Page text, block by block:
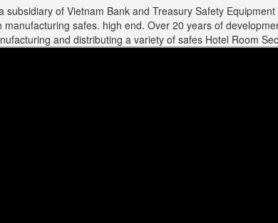
subsidiary of Vietnam Bank and Treasury Safety
safes. high end. Over 20 years of
and distributing a variety of safes Hotel Room